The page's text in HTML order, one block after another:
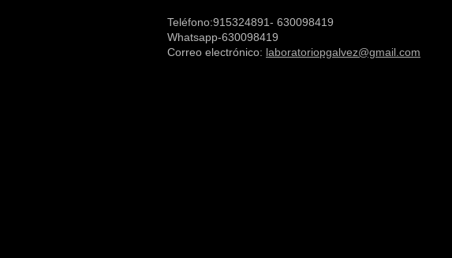
Teléfono:915324891- 630098419
Whatsapp-630098419
Correo electrónico: laboratoriopgalvez@gmail.com